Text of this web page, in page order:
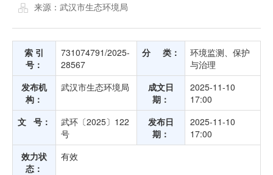
来源：武汉市生态环境局
索 引
号：
731074791/2025-
28567
分 类：
环境监测、保护
与治理
发布机
构：
武汉市生态环境局
成文日
期：
2025-11-10
17:00
文 号：
武环〔2025〕122
号
发布日
期：
2025-11-10
17:00
效力状
态：
有效